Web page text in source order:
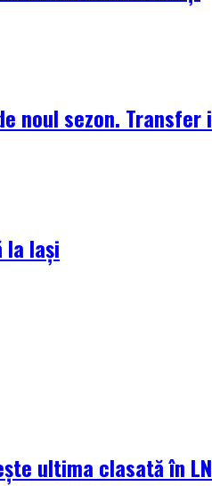
noul sezon.
la Iași
ultima clasată în